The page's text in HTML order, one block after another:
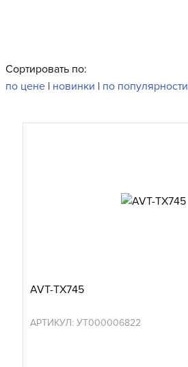
Сортировать по:
по цене | новинки | по популярности
AVT-TX745
АРТИКУЛ: УТ000006822